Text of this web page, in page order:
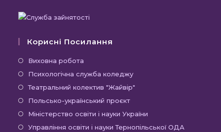
Корисні Посилання
Виховна робота
в
новій
вкладці
Психологічна служба коледжуВідкриється
в
вкладці
Театральний колектив "Жайвір"
новій
вкладці
Польсько-український проєктВідкриється
в
новій
Міністерство освіти і науки України
в
Управління освіти і науки Тернопільської ОДА